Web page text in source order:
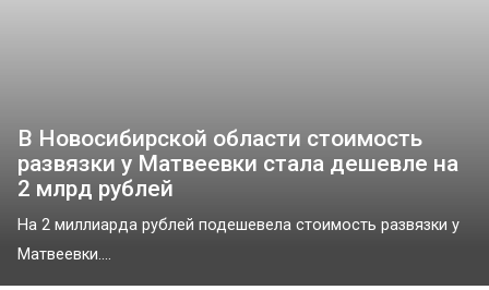
В Новосибирской области стоимость
развязки у Матвеевки стала дешевле на
2 млрд рублей
На 2 миллиарда рублей подешевела стоимость развязки у
Матвеевки....